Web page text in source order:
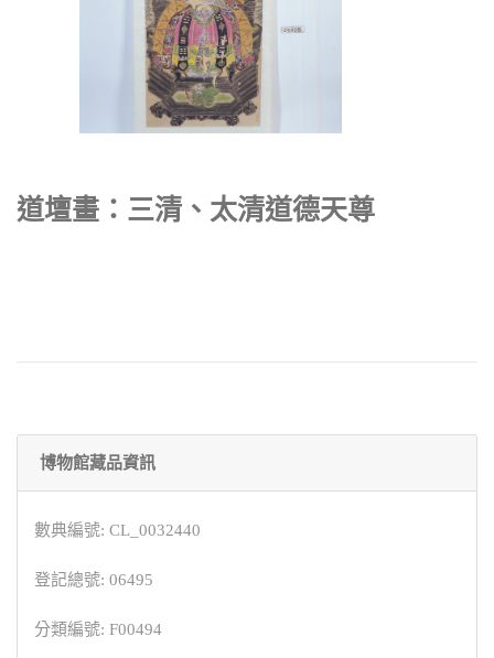
道壇畫：三清、太清道德天尊
博物館藏品資訊
數典編號: CL_0032440
登記總號: 06495
分類編號: F00494